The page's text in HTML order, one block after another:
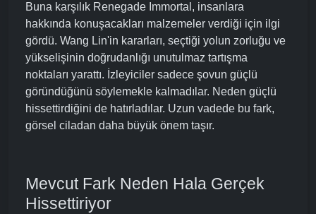
Buna karşılık Renegade Immortal, insanlara
hakkında konuşacakları malzemeler verdiği için ilgi
gördü. Wang Lin'in kararları, seçtiği yolun zorluğu ve
yükselişinin doğrudanlığı unutulmaz tartışma
noktaları yarattı. İzleyiciler sadece şovun güçlü
göründüğünü söylemekle kalmadılar. Neden güçlü
hissettirdiğini de hatırladılar. Uzun vadede bu fark,
görsel ciladan daha büyük önem taşır.
Mevcut Fark Neden Hala Gerçek
Hissettiriyor